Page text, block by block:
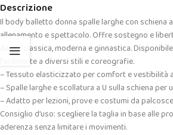
Descrizione
Il body balletto donna spalle larghe con schiena
allenamento e spettacolo. Offre sostegno e
danza classica, moderna e ginnastica.
facilmente a diversi stili e coreografie.
– Tessuto elasticizzato per comfort e vestibilità
– Spalle larghe e scollatura a U sulla schiena per
– Adatto per lezioni, prove e costumi da
Consiglio d’uso: scegliere la taglia in base alle
aderenza senza limitare i movimenti.